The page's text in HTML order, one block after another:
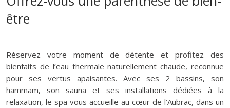
être
Réservez votre moment de détente et profitez des
bienfaits de l’eau thermale naturellement chaude, reconnue
pour ses vertus apaisantes. Avec ses 2 bassins, son
hammam, son sauna et ses installations dédiées à la
relaxation, le spa vous accueille au cœur de l’Aubrac, dans un